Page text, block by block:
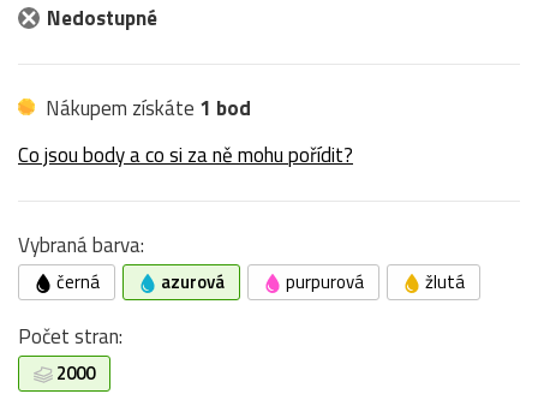
Nedostupné
Nákupem získáte 1 bod
Co jsou body a co si za ně mohu pořídit?
Vybraná barva:
černá azurová purpurová žlutá
Počet stran:
2000